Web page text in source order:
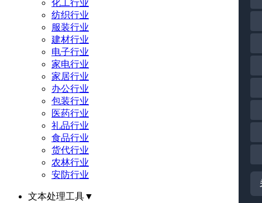
化工行业
纺织行业
服装行业
建材行业
电子行业
家电行业
家居行业
办公行业
包装行业
医药行业
礼品行业
食品行业
货代行业
农林行业
安防行业
文本处理工具▼